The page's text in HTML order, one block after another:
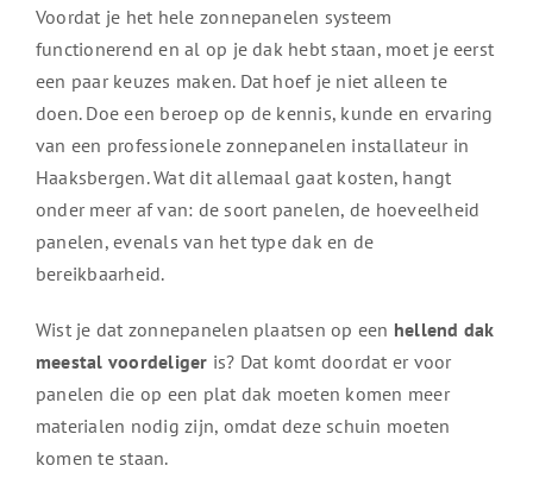
Voordat je het hele zonnepanelen systeem
functionerend en al op je dak hebt staan, moet je eerst
een paar keuzes maken. Dat hoef je niet alleen te
doen. Doe een beroep op de kennis, kunde en ervaring
van een professionele zonnepanelen installateur in
Haaksbergen. Wat dit allemaal gaat kosten, hangt
onder meer af van: de soort panelen, de hoeveelheid
panelen, evenals van het type dak en de
bereikbaarheid.
Wist je dat zonnepanelen plaatsen op een hellend dak
meestal voordeliger is? Dat komt doordat er voor
panelen die op een plat dak moeten komen meer
materialen nodig zijn, omdat deze schuin moeten
komen te staan.